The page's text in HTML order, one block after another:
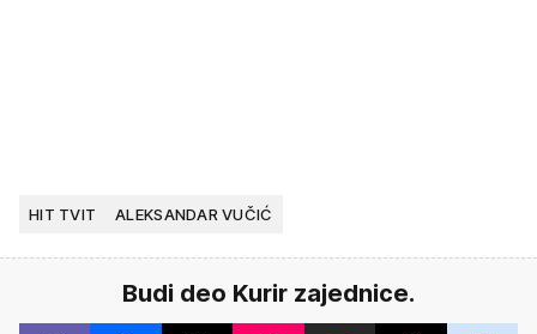
HIT TVIT ALEKSANDAR VUČIĆ
Budi deo Kurir zajednice.